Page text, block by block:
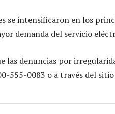
se intensificaron en los
demanda del servicio
las denuncias por
555-0083 o a través del sitio